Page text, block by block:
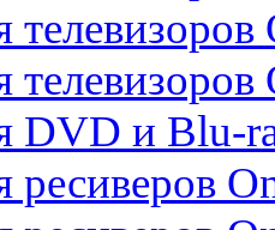
телевизоров
телевизоров
DVD и Blu-
ресиверов